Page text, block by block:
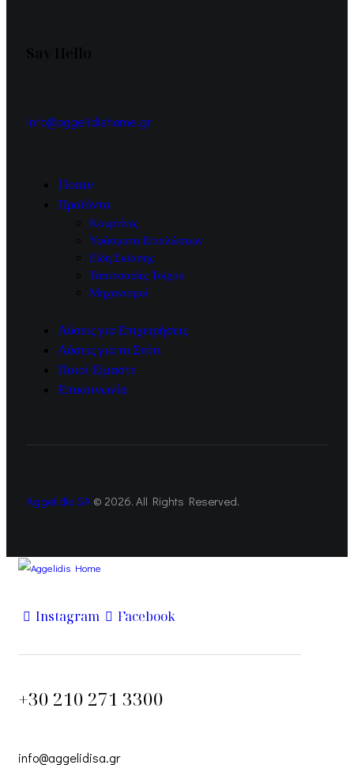
info@aggelidishome.gr
Home
Προϊόντα
Κουρτίνες
Υφάσματα Επιπλώσεων
Είδη Σκίασης
Ταπετσαρίες Τοίχου
Μηχανισμοί
Λύσεις για Επιχειρήσεις
Λύσεις για το Σπίτι
Ποιοί Είμαστε
Επικοινωνία
Aggelidis SA © 2026. All Rights Reserved.
Instagram Facebook
+30 210 271 3300
info@aggelidisa.gr